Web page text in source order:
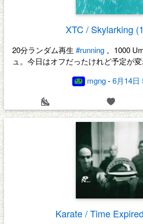
XTC / Skylarking
20分ランダム再生 #running 。1000
ュ。今日はオフだったけれど予定が変
mgng-6月14日
Karate / Time